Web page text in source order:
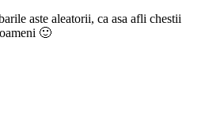
aste aleatorii, ca asa afli chestii
🙂